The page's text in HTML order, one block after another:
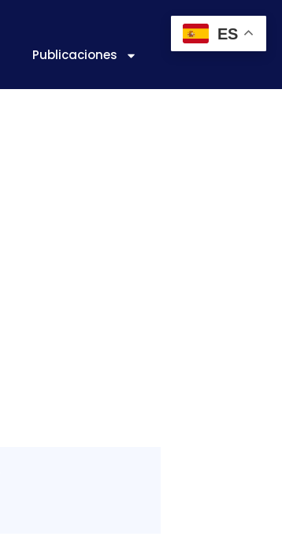
Publicaciones
ES